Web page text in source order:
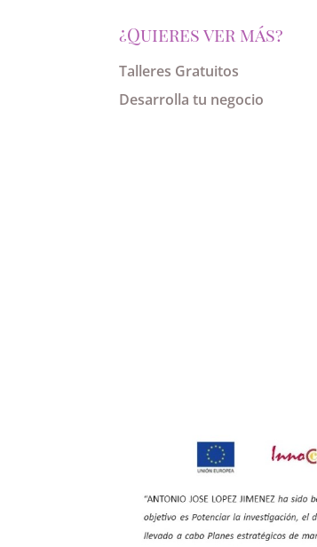
¿Quieres ver más?
Talleres Gratuitos
Desarrolla tu negocio